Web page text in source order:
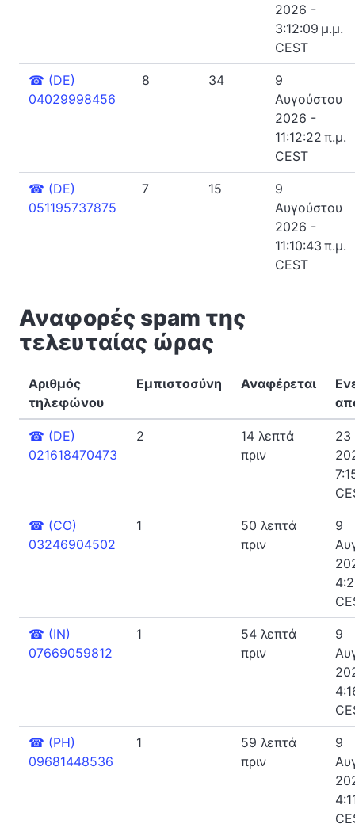
2026 -
3:12:09 μ.μ.
CEST
☎ (DE)
04029998456
8 34
9
Αυγούστου
2026 -
11:12:22 π.μ.
CEST
☎ (DE)
051195737875
7 15
9
Αυγούστου
2026 -
11:10:43 π.μ.
CEST
Αναφορές spam της
τελευταίας ώρας
Αριθμός
τηλεφώνου
Εμπιστοσύνη Αναφέρεται
☎ (DE)
021618470473
2
14 λεπτά
πριν
23
☎ (CO)
03246904502
1
50 λεπτά
πριν
9
☎ (IN)
07669059812
1
54 λεπτά
πριν
9
☎ (PH)
09681448536
1
59 λεπτά
πριν
9